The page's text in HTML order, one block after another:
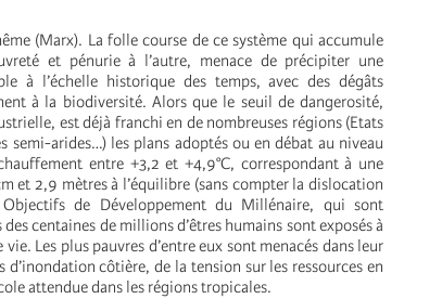
(Marx). La folle course de ce système qui accumule
et pénurie à l’autre, menace de précipiter une
à l’échelle historique des temps, avec des dégâts
à la biodiversité. Alors que le seuil de dangerosité,
est déjà franchi en de nombreuses régions (Etats
semi-arides…) les plans adoptés ou en débat au niveau
entre +3,2 et +4,9°C, correspondant à une
et 2,9 mètres à l’équilibre (sans compter la dislocation
de Développement du Millénaire, qui sont
centaines de millions d’êtres humains sont exposés à
Les plus pauvres d’entre eux sont menacés dans leur
côtière, de la tension sur les ressources en
attendue dans les régions tropicales.